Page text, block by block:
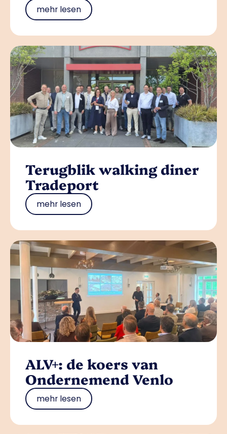
mehr lesen
Terugblik walking diner
Tradeport
mehr lesen
ALV+: de koers van
Ondernemend Venlo
mehr lesen